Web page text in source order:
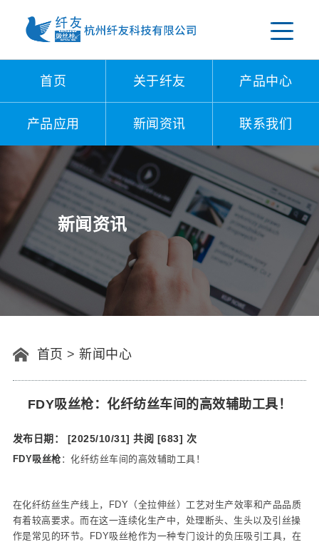
首页 关于纤友 产品中心
产品应用 新闻资讯 联系我们
新闻资讯
首页 >新闻中心
FDY吸丝枪：化纤纺丝车间的高效辅助工具！
发布日期： [2025/10/31] 共阅 [683] 次
FDY吸丝枪 ：化纤纺丝车间的高效辅助工具！
在化纤纺丝生产线上，FDY（全拉伸丝）工艺对生产效率和产品品质
有着较高要求。而在这一连续化生产中，处理断头、生头以及引丝操
作是常见的环节。FDY吸丝枪作为一种专门设计的负压吸引工具，在